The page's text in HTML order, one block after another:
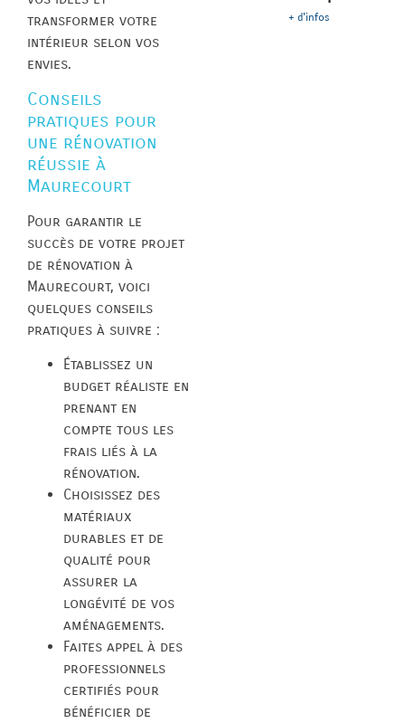
transformer votre
intérieur selon vos
envies.
Conseils
pratiques pour
une rénovation
réussie à
Maurecourt
Pour garantir le
succès de votre projet
de rénovation à
Maurecourt, voici
quelques conseils
pratiques à suivre :
Établissez un
budget réaliste en
prenant en
compte tous les
frais liés à la
rénovation.
Choisissez des
matériaux
durables et de
qualité pour
assurer la
longévité de vos
aménagements.
Faites appel à des
professionnels
certifiés pour
bénéficier de
+ d'infos